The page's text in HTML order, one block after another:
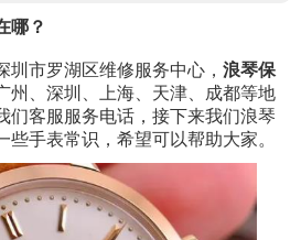
哪？
圳市罗湖区维修服务中心， 浪琴保
州、深圳、上海、天津、成都等地
们客服服务电话，接下来我们浪琴
手表常识，希望可以帮助大家。